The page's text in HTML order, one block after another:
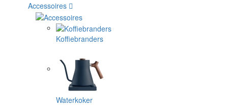
Accessoires
Koffiebranders
Waterkoker